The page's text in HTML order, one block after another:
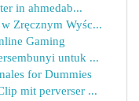
in ahmedab...
Zręcznym Wyśc...
Gaming
untuk ...
for Dummies
mit perverser ...